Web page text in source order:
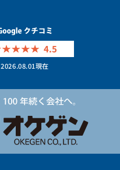
4.5
2026.08.01現在